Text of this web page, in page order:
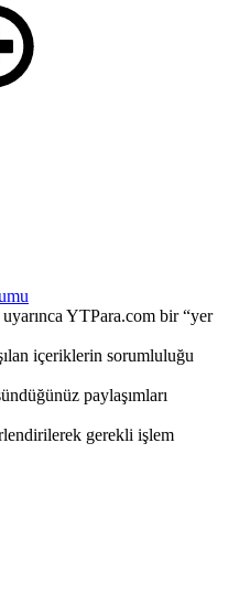
YTPara.com bir “yer
içeriklerin sorumluluğu
paylaşımları
gerekli işlem